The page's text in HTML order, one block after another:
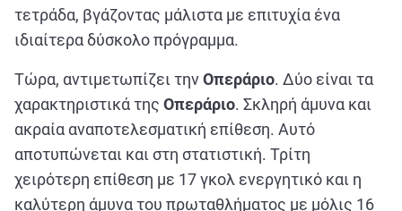
τετράδα, βγάζοντας μάλιστα με επιτυχία ένα
ιδιαίτερα δύσκολο πρόγραμμα.
Τώρα, αντιμετωπίζει τηνΟπεράριο. Δύο είναι τα
χαρακτηριστικά της Οπεράριο. Σκληρή άμυνα και
ακραία αναποτελεσματική επίθεση. Αυτό
αποτυπώνεται και στη στατιστική. Τρίτη
χειρότερη επίθεση με 17 γκολ ενεργητικό και η
καλύτερη άμυνα του πρωταθλήματος με μόλις 16